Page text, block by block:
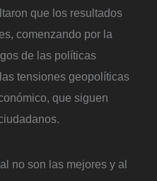
que los resultados
comenzando por la
de las políticas
tensiones geopolíticas
que siguen
no son las mejores y al